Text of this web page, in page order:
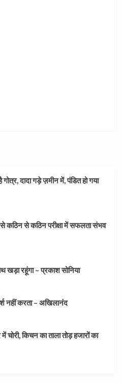
गोत्र, दादा गड़े ज़मीन में, पंडित हो गया
से कठिन से कठिन परीक्षा में सफलता संभव
खड़ा रहूंगा – प्रकाश सोनिया
नहीं करता – अखिलानंद
चोरी, किचन का ताला तोड़ हजारों का